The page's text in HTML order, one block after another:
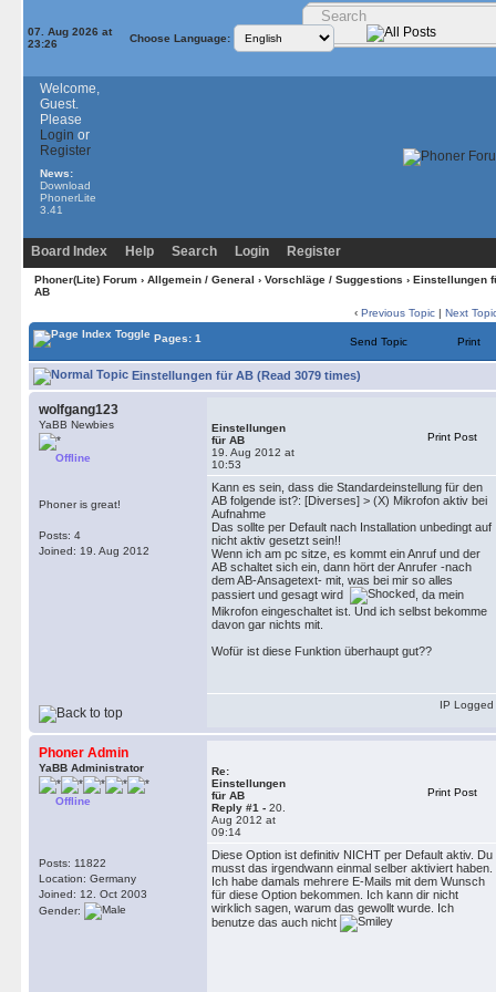
07. Aug 2026 at
23:26
Choose Language:
Welcome,
Guest.
Please
Login or
Register
News:
Download
PhonerLite
3.41
Board Index Help Search Login Register
Phoner(Lite) Forum› Allgemein / General › Vorschläge / Suggestions › Einstellungen
AB
‹ Previous Topic | Next
Pages: 1 Send Topic Print
Einstellungen für AB (Read 3079 times)
wolfgang123
YaBB Newbies
Offline
Phoner is great!
Posts: 4
Joined: 19. Aug 2012
Einstellungen
für AB
19. Aug 2012 at
10:53
Print Post
Kann es sein, dass die Standardeinstellung für den
AB folgende ist?: [Diverses] > (X) Mikrofon aktiv bei
Aufnahme
Das sollte per Default nach Installation unbedingt auf
nicht aktiv gesetzt sein!!
Wenn ich am pc sitze, es kommt ein Anruf und der
AB schaltet sich ein, dann hört der Anrufer -nach
dem AB-Ansagetext- mit, was bei mir so alles
passiert und gesagt wird
, da mein
Mikrofon eingeschaltet ist. Und ich selbst bekomme
davon gar nichts mit.
Wofür ist diese Funktion überhaupt gut??
IP Logged
Phoner Admin
YaBB Administrator
Offline
Posts: 11822
Location: Germany
Joined: 12. Oct 2003
Gender:
Re:
Einstellungen
für AB
Reply #1 - 20.
Aug 2012 at
09:14
Print Post
Diese Option ist definitiv NICHT per Default aktiv. Du
musst das irgendwann einmal selber aktiviert haben.
Ich habe damals mehrere E-Mails mit dem Wunsch
für diese Option bekommen. Ich kann dir nicht
wirklich sagen, warum das gewollt wurde. Ich
benutze das auch nicht